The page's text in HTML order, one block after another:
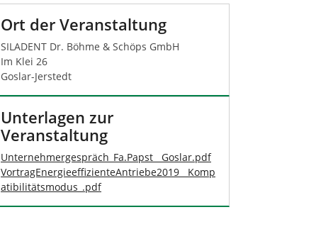
Ort der Veranstaltung
SILADENT Dr. Böhme & Schöps GmbH
Im Klei 26
Goslar-Jerstedt
Unterlagen zur
Veranstaltung
Unternehmergespräch_Fa.Papst__Goslar.pdf
VortragEnergieeffizienteAntriebe2019__Komp
atibilitätsmodus_.pdf